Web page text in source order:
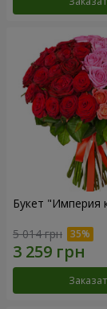
Букет "Империя
5 014 грн